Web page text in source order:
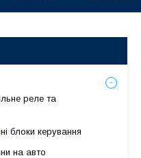
реле та
блоки керування
на авто